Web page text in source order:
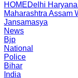
HOMEDelhi Haryana
Maharashtra Assam
Jansamasya
News
Bjp
National
Police
Bihar
India